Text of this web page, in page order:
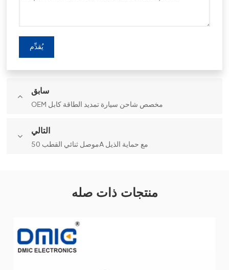
يُقدِّم
سابق
OEM مخصص شاحن سيارة تمديد الطاقة كابل
التالي
موصل ثنائي القطب 50A مع حماية الذيل
منتجات ذات صله